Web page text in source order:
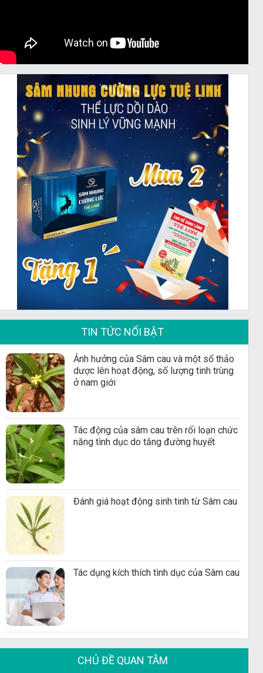
TIN TỨC NỔI BẬT
Ảnh hưởng của Sâm cau và một số thảo
dược lên hoạt động, số lượng tinh trùng
ở nam giới
Tác động của sâm cau trên rối loạn chức
năng tình dục do tăng đường huyết
Đánh giá hoạt động sinh tinh từ Sâm cau
Tác dụng kích thích tình dục của Sâm cau
CHỦ ĐỀ QUAN TÂM